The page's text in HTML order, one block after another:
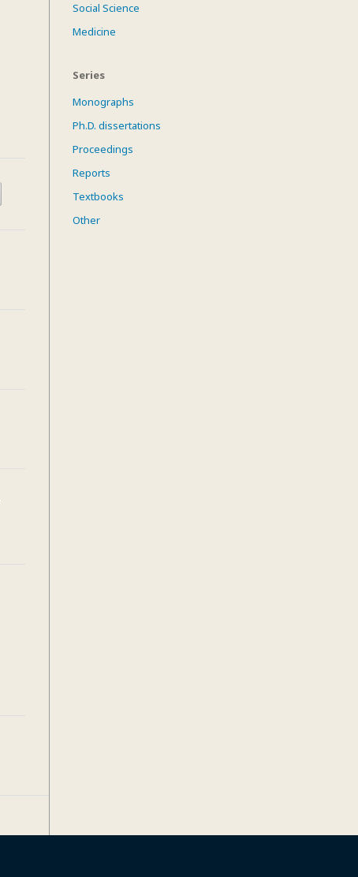
Social Science
Medicine
Series
Monographs
Ph.D. dissertations
Proceedings
Reports
Textbooks
Other